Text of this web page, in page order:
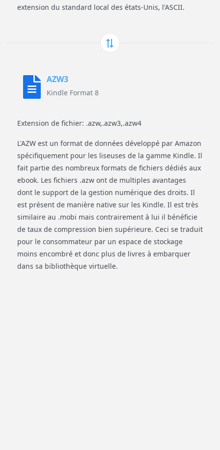
extension du standard local des états-Unis, l'ASCII.
AZW3
Kindle Format 8
Extension de fichier: .azw,.azw3,.azw4
L'AZW est un format de données développé par Amazon
spécifiquement pour les liseuses de la gamme Kindle. Il
fait partie des nombreux formats de fichiers dédiés aux
ebook. Les fichiers .azw ont de multiples avantages
dont le support de la gestion numérique des droits. Il
est présent de manière native sur les Kindle. Il est très
similaire au .mobi mais contrairement à lui il bénéficie
de taux de compression bien supérieure. Ceci se traduit
pour le consommateur par un espace de stockage
moins encombré et donc plus de livres à embarquer
dans sa bibliothèque virtuelle.